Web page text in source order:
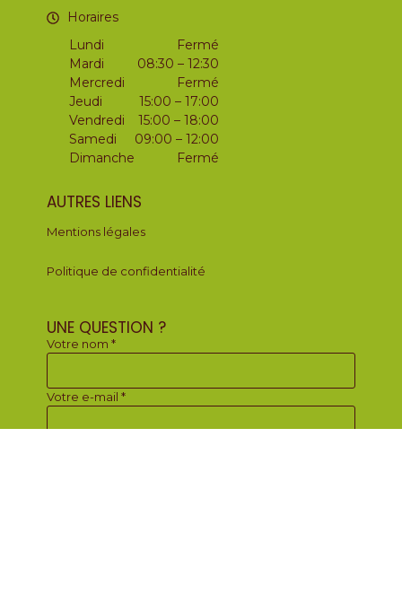
Horaires
Lundi
Mardi
Mercredi
Jeudi
Vendredi
Samedi
Dimanche
Fermé
08:30 – 12:30
Fermé
15:00 – 17:00
15:00 – 18:00
09:00 – 12:00
Fermé
AUTRES LIENS
Mentions légales
Politique de confidentialité
UNE QUESTION ?
Votre nom *
Votre e-mail *